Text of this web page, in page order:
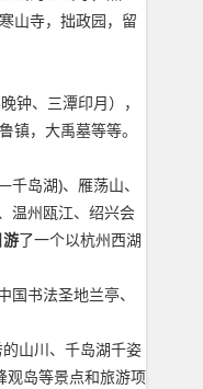
山寺，拙政园，留
钟、三潭印月），
，大禹墓等等。
岛湖)、雁荡山、
温州瓯江、绍兴会
了一个以杭州西湖
书法圣地兰亭、
山川、千岛湖千姿
观岛等景点和旅游项